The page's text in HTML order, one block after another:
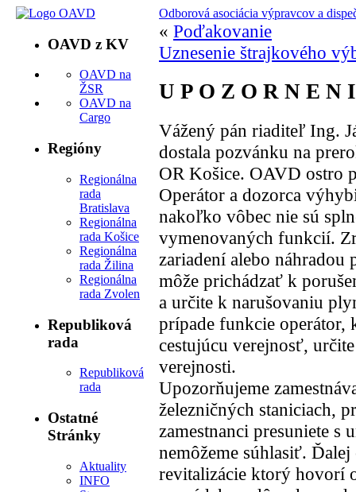
Odborová asociácia výpravcov a
OAVD z KV
OAVD na
ŽSR
OAVD na
Cargo
Regióny
Regionálna
rada
Bratislava
Regionálna
rada Košice
Regionálna
rada Žilina
Regionálna
rada Zvolen
Republiková
rada
Republiková
rada
Ostatné
Stránky
Aktuality
INFO
« Poďakovanie
Uznesenie štrajkového
U P O Z O R N E N
Vážený pán riaditeľ Ing.
dostala pozvánku na
OR Košice. OAVD ostro
Operátor a dozorca
nakoľko vôbec nie sú
vymenovaných funkcií.
zariadení alebo
môže prichádzať k
a určite k narušovaniu
prípade funkcie operátor,
cestujúcu verejnosť,
verejnosti.
Upozorňujeme
železničných staniciach,
zamestnanci presuniete
nemôžeme súhlasiť.
revitalizácie ktorý hovorí